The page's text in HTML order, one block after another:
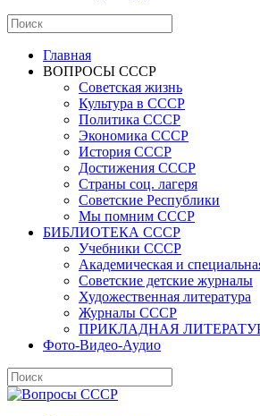
Главная
ВОПРОСЫ СССР
Советская жизнь
Культура в СССР
Политика СССР
Экономика СССР
История СССР
Достижения СССР
Страны соц. лагеря
Советские Республики
Мы помним СССР
БИБЛИОТЕКА СССР
Учебники СССР
Академическая и
Советские детские журналы
Художественная литература
Журналы СССР
ПРИКЛАДНАЯ
Фото-Видео-Аудио